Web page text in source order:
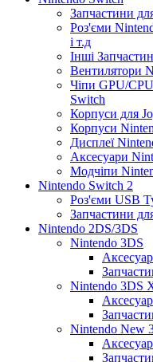
Запчастини
Роз'єми
і т.д
Інші
Вентилятори
Чіпи GPU/
Switch
Корпуси для
Корпуси
Дисплеї
Аксесуари
Модчіпи
Nintendo Switch 2
Роз'єми USB
Запчастини
Nintendo 2DS/3DS
Nintendo 3DS
Nintendo 3DS
Nintendo New